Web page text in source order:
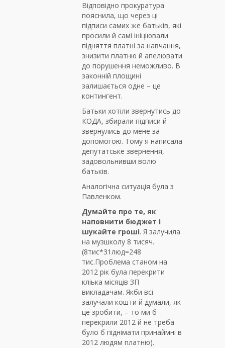
Відповідно прокуратура
пояснила, що через ці
підписи самих же батьків, які
просили й самі ініціювали
підняття платні за навчання,
знизити платню й апелювати
до порушення неможливо. В
законній площині
залишається одне – це
контингент.
Батьки хотіли звернутись до
КОДА, збирали підписи й
звернулись до мене за
допомогою. Тому я написала
депутатське звернення,
задовольнивши волю
батьків.
Аналогічна ситуація була з
Павленком.
Думайте про те, як
наповнити бюджет і
шукайте гроші. Я залучила
на музшколу 8 тисяч.
(8тис*31люд=248
тис.Проблема станом на
2012 рік була перекрити
кліька місяців ЗП
викладачам. Якби всі
залучали кошти й думали, як
це зробити, – то ми б
перекрили 2012 й не треба
було б піднімати принаймні в
2012 людям платню).